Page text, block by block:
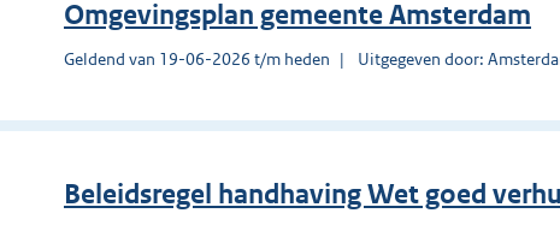
Omgevingsplan gemeente Amsterdam
Geldend van 19-06-2026 t/m heden Uitgegeven door:
Beleidsregel handhaving Wet goed